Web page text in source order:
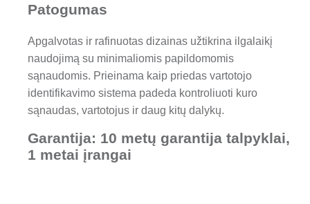
Patogumas
Apgalvotas ir rafinuotas dizainas užtikrina ilgalaikį
naudojimą su minimaliomis papildomomis
sąnaudomis. Prieinama kaip priedas vartotojo
identifikavimo sistema padeda kontroliuoti kuro
sąnaudas, vartotojus ir daug kitų dalykų.
Garantija: 10 metų garantija talpyklai,
1 metai įrangai